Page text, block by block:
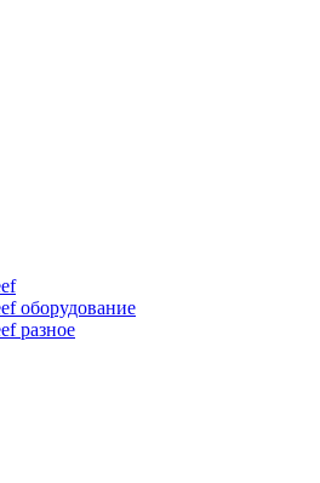
оборудование
разное